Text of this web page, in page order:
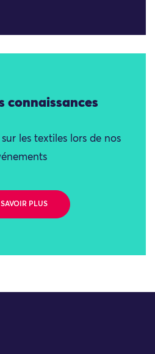
connaissances
les textiles lors de nos
SAVOIR PLUS